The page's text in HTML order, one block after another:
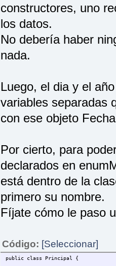
public enumMes getMes(){
return mes;
}
public void setMes(enumMes mes){
this.mes = mes;
}
public void setAnio(int anio){
this.anio = anio;
}
public boolean isSummer(){
return false;
public String toString(){
return dia + " de "+ mes +"
}
constructores, uno
los datos.
No debería haber
nada.
Luego, el dia y el
variables separadas
con ese objeto
Por cierto, para
declarados en
está dentro de la
primero su nombre.
Fíjate cómo le paso
Código: [Seleccionar]
public class Principal {